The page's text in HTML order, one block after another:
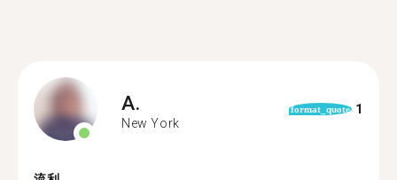
A.
New York
format_quote 1